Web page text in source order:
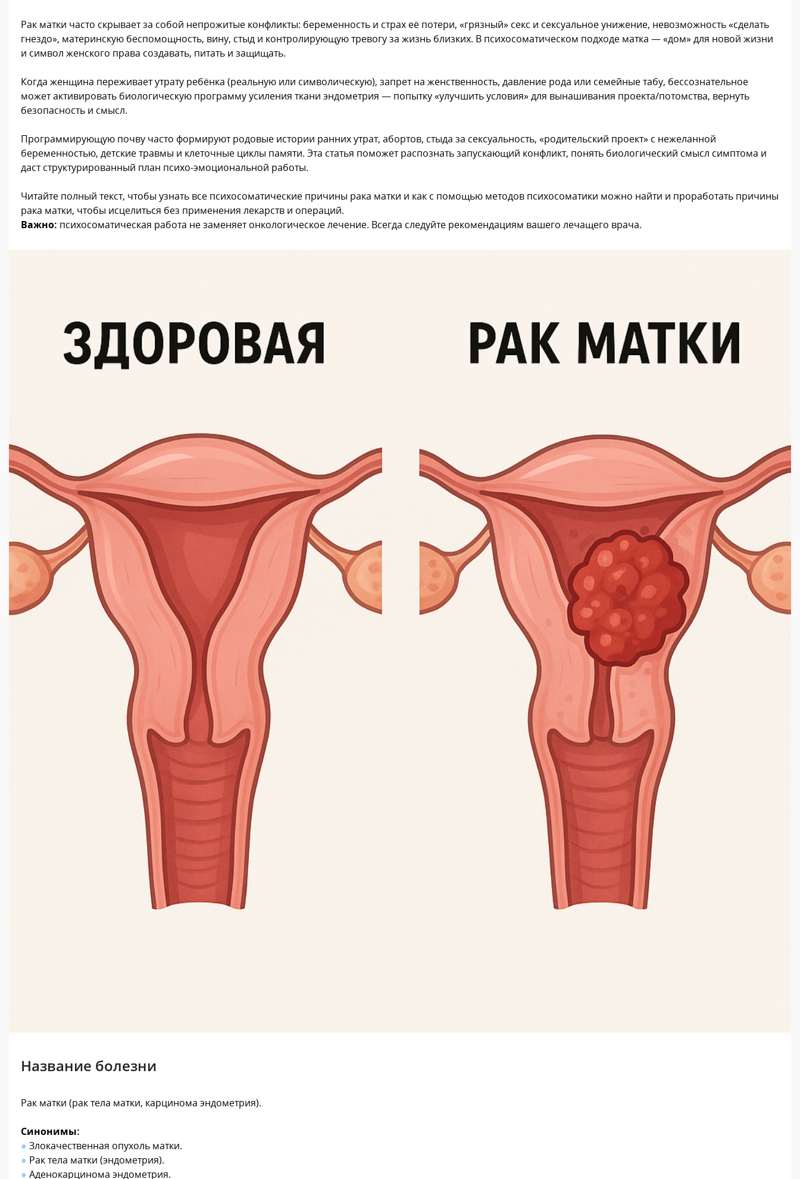
Рак матки часто скрывает за собой непрожитые конфликты: беременность и страх её потери, «грязный» секс и сексуальное унижение, невозможность «сделать
гнездо», материнскую беспомощность, вину, стыд и контролирующую тревогу за жизнь близких. В психосоматическом подходе матка — «дом» для новой жизни
и символ женского права создавать, питать и защищать.
Когда женщина переживает утрату ребёнка (реальную или символическую), запрет на женственность, давление рода или семейные табу, бессознательное
может активировать биологическую программу усиления ткани эндометрия — попытку «улучшить условия» для вынашивания проекта/потомства, вернуть
безопасность и смысл.
Программирующую почву часто формируют родовые истории ранних утрат, абортов, стыда за сексуальность, «родительский проект» с нежеланной
беременностью, детские травмы и клеточные циклы памяти. Эта статья поможeт распознать запускающий конфликт, понять биологический смысл симптома и
даст структурированный план психо-эмоциональной работы.
Читайте полный текст, чтобы узнать все психосоматические причины рака матки и как с помощью методов психосоматики можно найти и проработать причины
рака матки, чтобы исцелиться без применения лекарств и операций.
Важно: психосоматическая работа не заменяет онкологическое лечение. Всегда следуйте рекомендациям вашего лечащего врача.
Название болезни
Рак матки (рак тела матки, карцинома эндометрия).
Синонимы:
● Злокачественная опухоль матки.
● Рак тела матки (эндометрия).
● Аденокарцинома эндометрия.